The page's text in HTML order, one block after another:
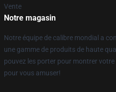
Vente
Notre magasin
Notre équipe de calibre mondial a
une gamme de produits de haute
pouvez les porter pour montrer
pour vous amuser!